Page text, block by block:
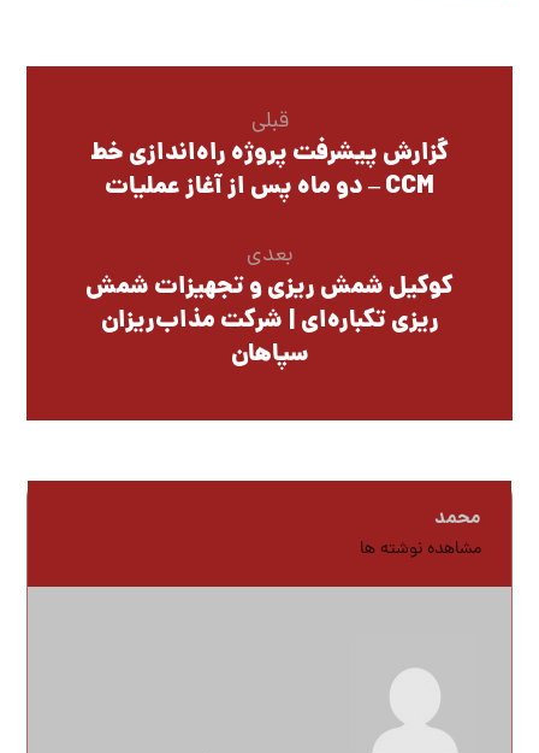
قبلی
گزارش پیشرفت پروژه راه‌اندازی خط
CCM – دو ماه پس از آغاز عملیات
بعدی
کوکیل شمش ریزی و تجهیزات شمش
ریزی تکباره‌ای | شرکت مذاب‌ریزان
سپاهان
محمد
مشاهده نوشته ها